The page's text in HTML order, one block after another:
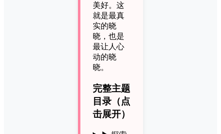
美好。这
就是最真
实的晓
晓，也是
最让人心
动的晓
晓。
完整主题
目录（点
击展开）